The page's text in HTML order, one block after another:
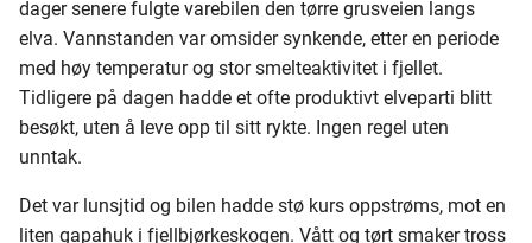
500 - 519
520 - 539
560 - 579
dager senere fulgte varebilen den tørre grusveien langs
elva. Vannstanden var omsider synkende, etter en periode
med høy temperatur og stor smelteaktivitet i fjellet.
Tidligere på dagen hadde et ofte produktivt elveparti blitt
besøkt, uten å leve opp til sitt rykte. Ingen regel uten
unntak.
Det var lunsjtid og bilen hadde stø kurs oppstrøms, mot en
liten gapahuk i fjellbjørkeskogen. Vått og tørt smaker tross